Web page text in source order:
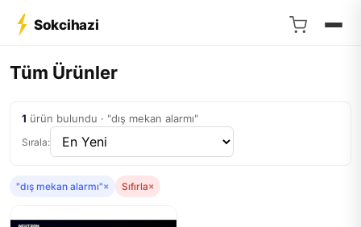
Sokcihazi
Tüm Ürünler
1 ürün bulundu · "dış mekan alarmı"
Sırala:
"dış mekan alarmı"× Sıfırla×